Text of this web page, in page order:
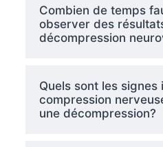
Combien de temps
observer des
décompression
Quels sont les signes
compression
une décompression?